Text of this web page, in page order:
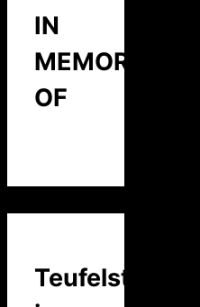
IN
MEMORY
OF
Teufelstalk